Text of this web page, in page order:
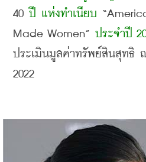
40 ปี แห่งทำเนียบ
Made Women” ประจำปี
ประเมินมูลค่าทรัพย์สินสุทธิ
2022